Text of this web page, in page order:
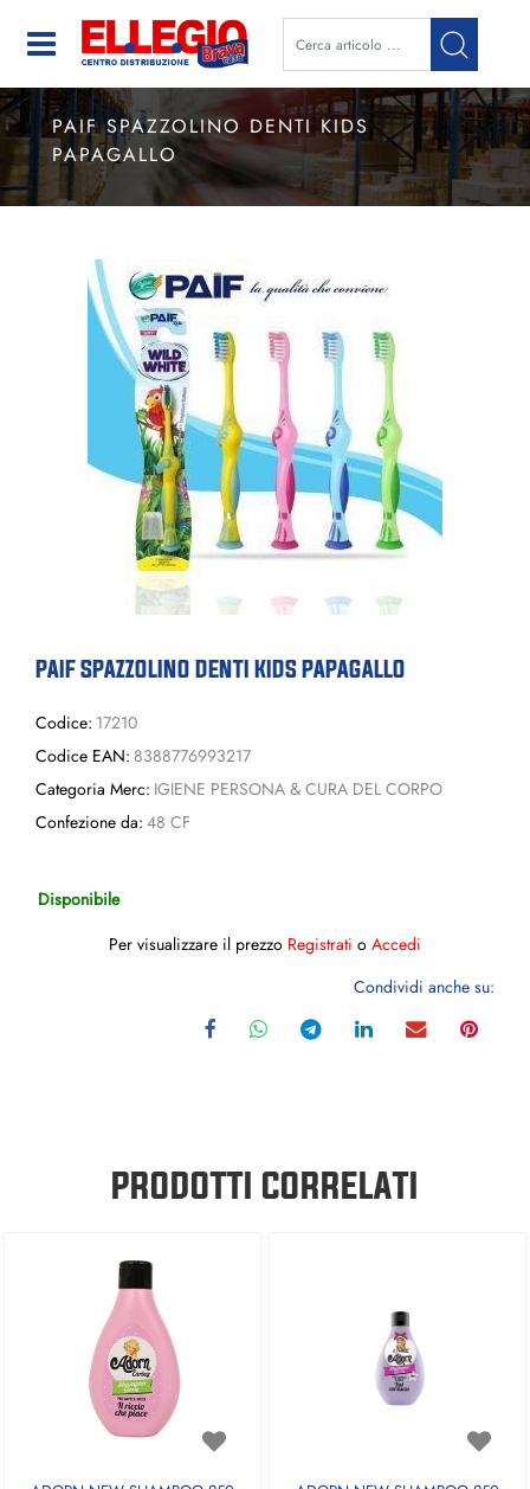
Open
PAIF SPAZZOLINO DENTI KIDS
PAPAGALLO
PAIF SPAZZOLINO DENTI KIDS PAPAGALLO
Codice: 17210
Codice EAN: 8388776993217
Categoria Merc: IGIENE PERSONA & CURA DEL CORPO
Confezione da: 48 CF
Disponibile
Per visualizzare il prezzo Registrati o Accedi
Condividi anche su:
PRODOTTI CORRELATI